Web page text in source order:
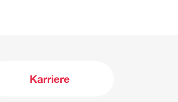
Karriere